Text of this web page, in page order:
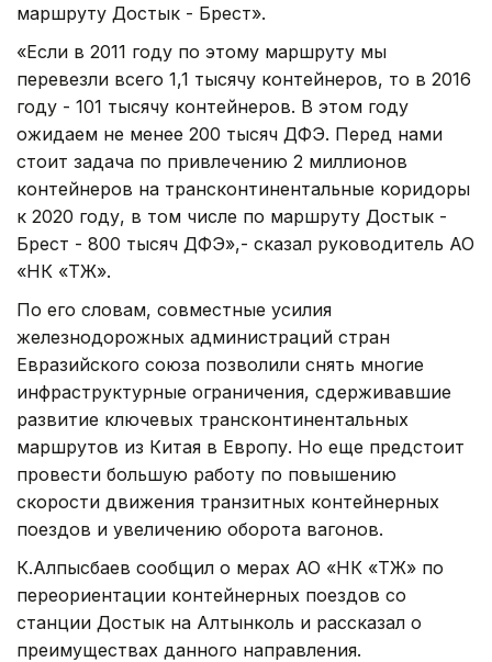
маршруту Достык - Брест».
«Если в 2011 году по этому маршруту мы
перевезли всего 1,1 тысячу контейнеров, то в 2016
году - 101 тысячу контейнеров. В этом году
ожидаем не менее 200 тысяч ДФЭ. Перед нами
стоит задача по привлечению 2 миллионов
контейнеров на трансконтинентальные коридоры
к 2020 году, в том числе по маршруту Достык -
Брест - 800 тысяч ДФЭ»,- сказал руководитель АО
«НК «ҚТЖ».
По его словам, совместные усилия
железнодорожных администраций стран
Евразийского союза позволили снять многие
инфраструктурные ограничения, сдерживавшие
развитие ключевых трансконтинентальных
маршрутов из Китая в Европу. Но еще предстоит
провести большую работу по повышению
скорости движения транзитных контейнерных
поездов и увеличению оборота вагонов.
К.Алпысбаев сообщил о мерах АО «НК «ҚТЖ» по
переориентации контейнерных поездов со
станции Достык на Алтынколь и рассказал о
преимуществах данного направления.